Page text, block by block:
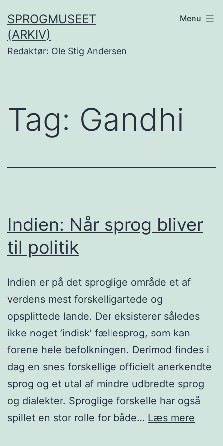
til
indhold
SPROGMUSEET
(ARKIV)
Redaktør: Ole Stig Andersen
Menu
Tag: Gandhi
Indien: Når sprog bliver
til politik
Indien er på det sproglige område et af
verdens mest forskelligartede og
opsplittede lande. Der eksisterer således
ikke noget ’indisk’ fællesprog, som kan
forene hele befolkningen. Derimod findes i
dag en snes forskellige officielt anerkendte
sprog og et utal af mindre udbredte sprog
og dialekter. Sproglige forskelle har også
spillet en stor rolle for både… Læs mere